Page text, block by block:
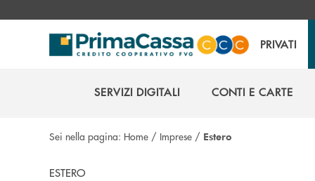
PRIVATI
SERVIZI DIGITALI
CONTI E CARTE
Sei nella pagina: Home / Imprese / Estero
ESTERO